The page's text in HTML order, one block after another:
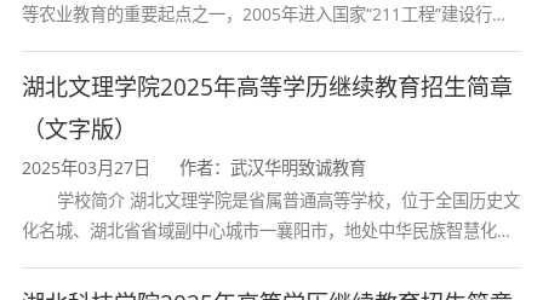
等农业教育的重要起点之一，2005年进入国家“211工程”建设行
首轮“双一流”成效
湖北文理学院2025年高等学历继续教育招生简章
（文字版）
2025年03月27日
作者：武汉华明致诚教育
学校简介 湖北文理学院是省属普通高等学校，位于全国历史文
化名城、湖北省省域副中心城市一襄阳市，地处中华民族智慧化身
学校、全国普通